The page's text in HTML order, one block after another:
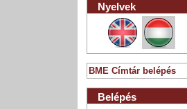
Nyelvek
BME Címtár belépés
Belépés